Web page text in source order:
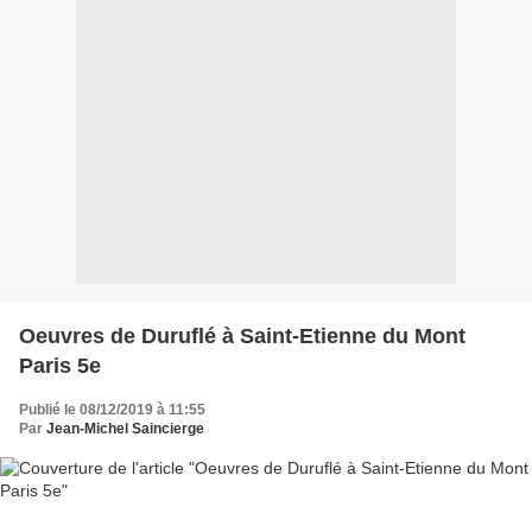
Oeuvres de Duruflé à Saint-Etienne du Mont
Paris 5e
Publié le 08/12/2019 à 11:55
Par Jean-Michel Saincierge